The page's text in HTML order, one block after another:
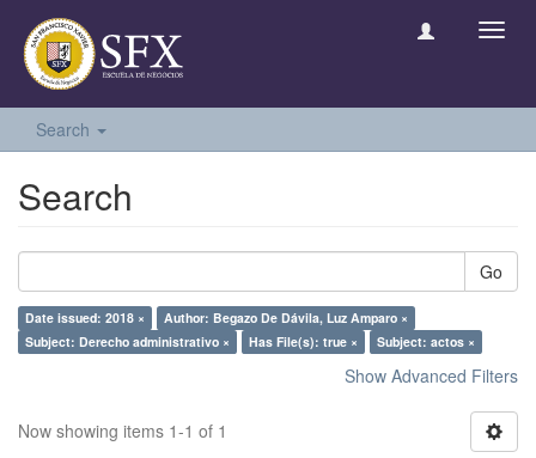
Search
Search
Go
Date issued: 2018 ×
Author: Begazo De Dávila, Luz Amparo ×
Subject: Derecho administrativo ×
Has File(s): true × Subject: actos ×
Show Advanced Filters
Now showing items 1-1 of 1